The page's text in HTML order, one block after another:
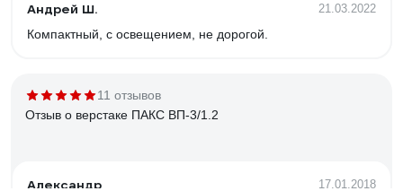
Андрей Ш. 21.03.2022
Компактный, с освещением, не дорогой.
11 отзывов
Отзыв о верстаке ПАКС ВП-3/1.2
Александр 17.01.2018